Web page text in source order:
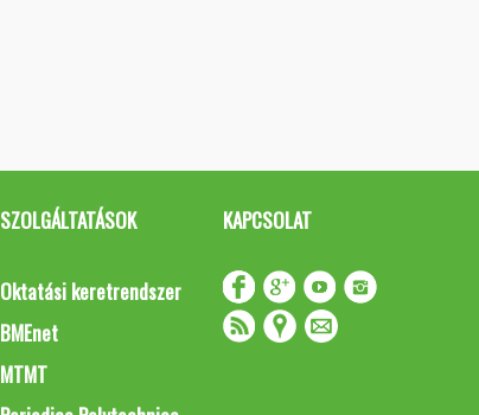
SZOLGÁLTATÁSOK
Oktatási keretrendszer
BMEnet
MTMT
KAPCSOLAT